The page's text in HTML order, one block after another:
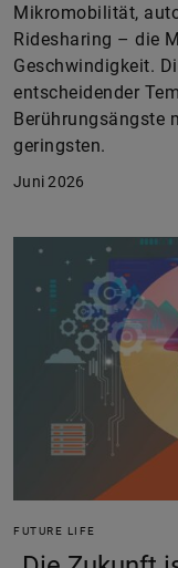
Mikromobilität,
Ridesharing – die
Geschwindigkeit.
entscheidender
Berührungsängste
geringsten.
Juni 2026
FUTURE LIFE